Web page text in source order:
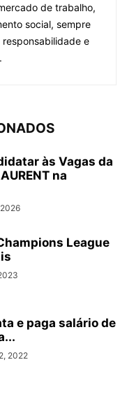
de trabalho,
social, sempre
e
às Vagas da
na
League
e paga salário de
2022